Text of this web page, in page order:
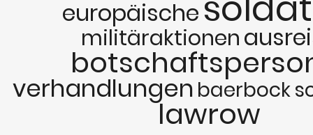
europäische
militäraktionen
verhandlungen baerbock
lawrow